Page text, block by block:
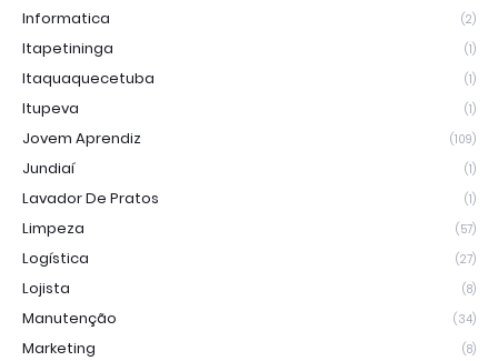
Informatica (2)
Itapetininga (1)
Itaquaquecetuba (1)
Itupeva (1)
Jovem Aprendiz (109)
Jundiaí (1)
Lavador De Pratos (1)
Limpeza (57)
Logística (27)
Lojista (8)
Manutenção (34)
Marketing (8)